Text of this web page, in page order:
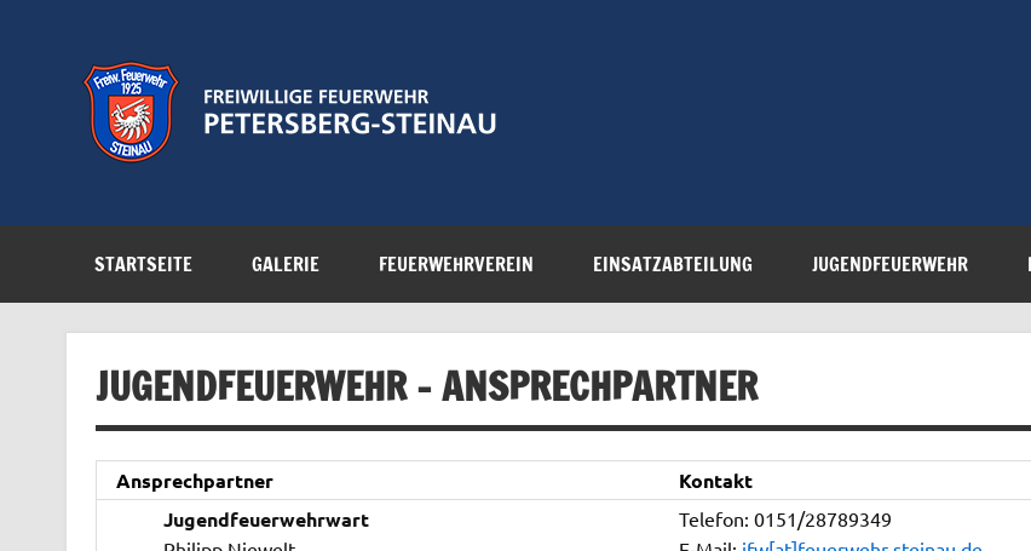
STARTSEITE GALERIE FEUERWEHRVEREIN EINSATZABTEILUNG JUGENDFEUERWEHR
JUGENDFEUERWEHR – ANSPRECHPARTNER
Ansprechpartner
Kontakt
Jugendfeuerwehrwart
Telefon: 0151/28789349